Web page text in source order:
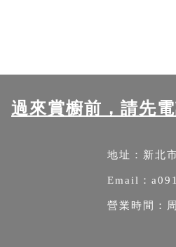
過來賞櫥前，請先
地址： 新北
Email：
營業時間：